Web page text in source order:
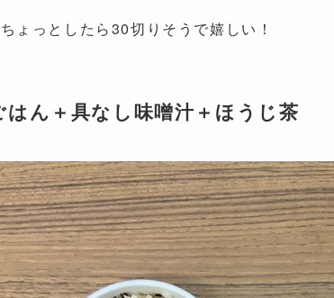
ょっとしたら30切りそうで嬉しい！
ん＋具なし味噌汁＋ほうじ茶